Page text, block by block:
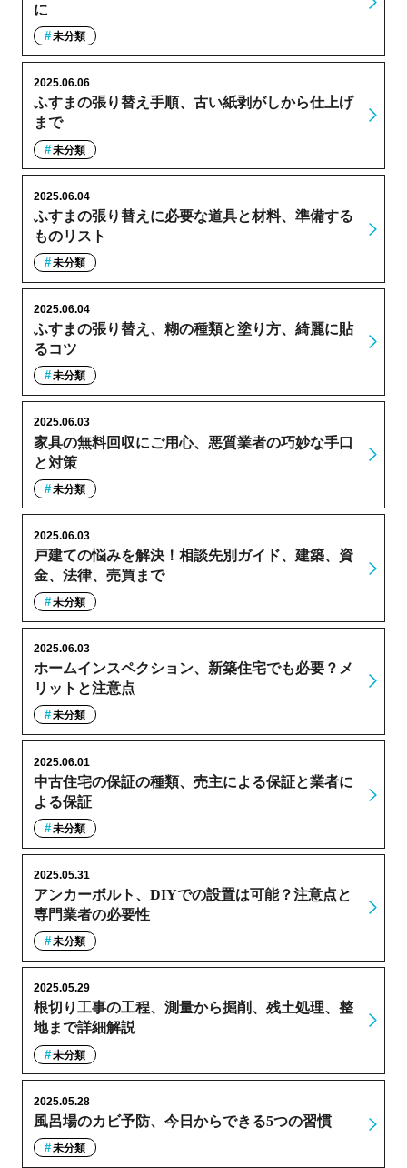
に
未分類
ふすまの張り替え手順、古い紙剥がしから仕上げ
まで
2025.06.06
未分類
ふすまの張り替えに必要な道具と材料、準備する
ものリスト
2025.06.04
未分類
ふすまの張り替え、糊の種類と塗り方、綺麗に貼
るコツ
2025.06.04
未分類
家具の無料回収にご用心、悪質業者の巧妙な手口
と対策
2025.06.03
未分類
戸建ての悩みを解決！相談先別ガイド、建築、資
金、法律、売買まで
2025.06.03
未分類
ホームインスペクション、新築住宅でも必要？メ
リットと注意点
2025.06.03
未分類
中古住宅の保証の種類、売主による保証と業者に
よる保証
2025.06.01
未分類
アンカーボルト、DIYでの設置は可能？注意点と
専門業者の必要性
2025.05.31
未分類
根切り工事の工程、測量から掘削、残土処理、整
地まで詳細解説
2025.05.29
未分類
風呂場のカビ予防、今日からできる5つの習慣
2025.05.28
未分類